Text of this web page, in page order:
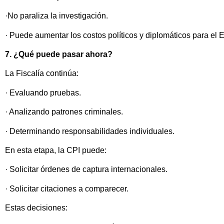
·No paraliza la investigación.
· Puede aumentar los costos políticos y diplomáticos para el
7. ¿Qué puede pasar ahora?
La Fiscalía continúa:
· Evaluando pruebas.
· Analizando patrones criminales.
· Determinando responsabilidades individuales.
En esta etapa, la CPI puede:
· Solicitar órdenes de captura internacionales.
· Solicitar citaciones a comparecer.
Estas decisiones: